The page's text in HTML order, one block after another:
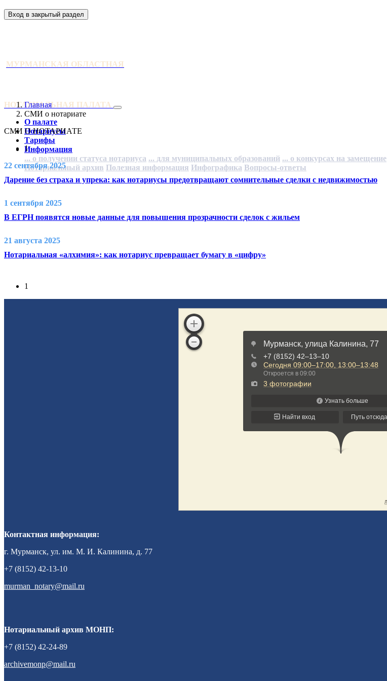
Вход в закрытый раздел
МУРМАНСКАЯ ОБЛАСТНАЯ
НОТАРИАЛЬНАЯ ПАЛАТА
О палате
Нотариусы
Тарифы
Информация
... о получении статуса нотариуса ... для муниципальных образований ... о конкурсах на замещение
Нотариальный архив Полезная информация Инфографика Вопросы-ответы
Главная
СМИ о нотариате
СМИ О НОТАРИАТЕ
1
22 сентября 2025
Дарение без страха и упрека: как нотариусы предотвращают сомнительные сделки с недвижимостью
1 сентября 2025
В ЕГРН появятся новые данные для повышения прозрачности сделок с жильем
21 августа 2025
Нотариальная «алхимия»: как нотариус превращает бумагу в «цифру»
1
Контактная информация:
г. Мурманск, ул. им. М. И. Калинина, д. 77
+7 (8152) 42-13-10
murman_notary@mail.ru
Нотариальный архив МОНП:
+7 (8152) 42-24-89
archivemonp@mail.ru